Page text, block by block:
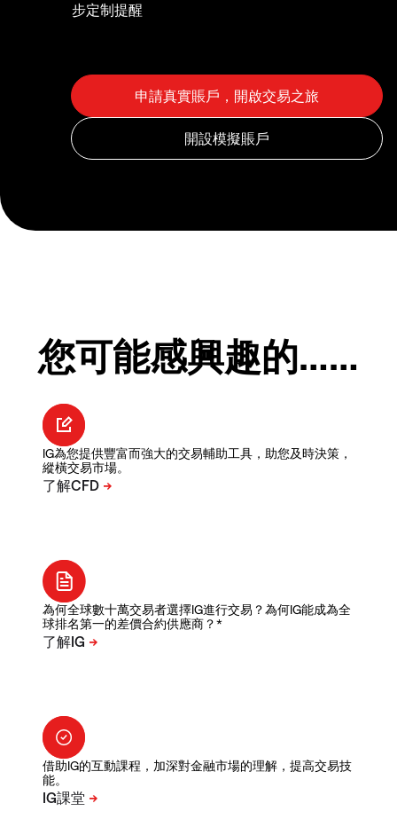
步定制提醒
您可能感興趣的……
IG為您提供豐富而強大的交易輔助工具，助您及時決策，
縱橫交易市場。
為何全球數十萬交易者選擇IG進行交易？為何IG能成為全
球排名第一的差價合約供應商？*
借助IG的互動課程，加深對金融市場的理解，提高交易技
能。